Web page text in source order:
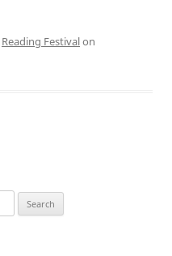
Reading Festivalon